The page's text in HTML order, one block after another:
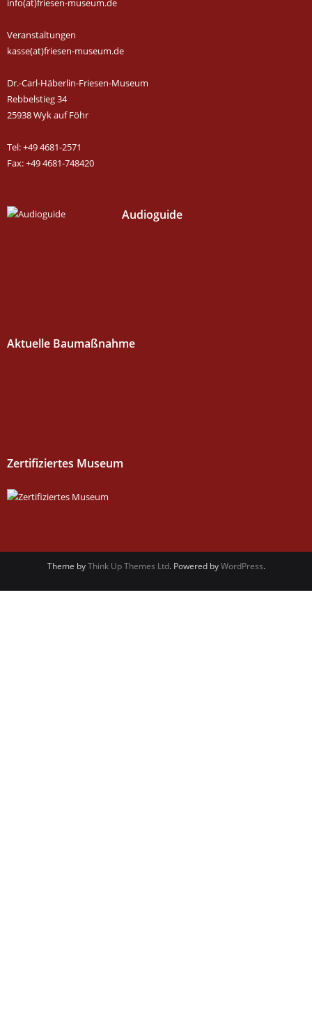
Veranstaltungen
kasse(at)friesen-museum.de
Dr.-Carl-Häberlin-Friesen-Museum
Rebbelstieg 34
25938 Wyk auf Föhr
Tel: +49 4681-2571
Fax: +49 4681-748420
Audioguide
Aktuelle Baumaßnahme
Zertifiziertes Museum
Theme byThink Up Themes Ltd. Powered byWordPress.